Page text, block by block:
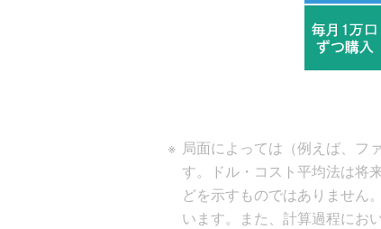
局面によっては（例えば、フ
す。ドル・コスト平均法は将
どを示すものではありません
います。また、計算過程にお